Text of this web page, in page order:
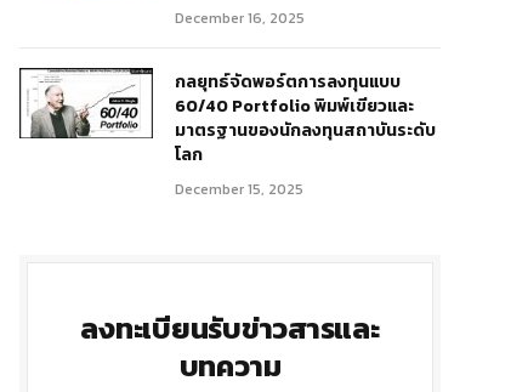
December 16, 2025
กลยุทธ์จัดพอร์ตการลงทุนแบบ
60/40 Portfolio พิมพ์เขียวและ
มาตรฐานของนักลงทุนสถาบันระดับ
โลก
December 15, 2025
ลงทะเบียนรับข่าวสารและ
บทความ